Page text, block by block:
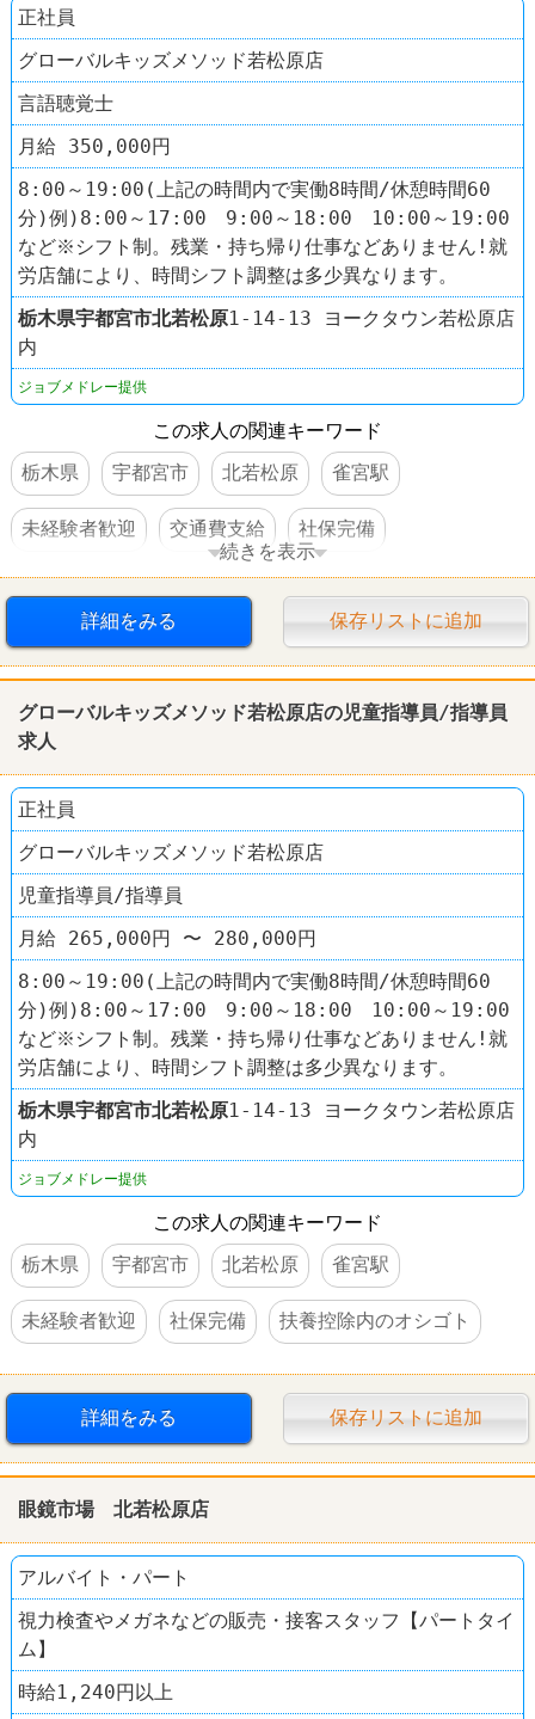
正社員
グローバルキッズメソッド若松原店
言語聴覚士
月給 350,000円
8:00～19:00(上記の時間内で実働8時間/休憩時間60
分)例)8:00～17:00 9:00～18:00 10:00～19:00
など※シフト制。残業・持ち帰り仕事などありません!就
労店舗により、時間シフト調整は多少異なります。
栃木県宇都宮市北若松原1-14-13 ヨークタウン若松原店
内
ジョブメドレー提供
この求人の関連キーワード
栃木県
宇都宮市 北若松原 雀宮駅
未経験者歓迎 交通費支給 社保完備
扶養控除内のオシゴト 車・バイク通勤可
続きを表示
詳細をみる 保存リストに追加
グローバルキッズメソッド若松原店の児童指導員/指導員
求人
正社員
グローバルキッズメソッド若松原店
児童指導員/指導員
月給 265,000円 〜 280,000円
8:00～19:00(上記の時間内で実働8時間/休憩時間60
分)例)8:00～17:00 9:00～18:00 10:00～19:00
など※シフト制。残業・持ち帰り仕事などありません!就
労店舗により、時間シフト調整は多少異なります。
栃木県宇都宮市北若松原1-14-13 ヨークタウン若松原店
内
ジョブメドレー提供
この求人の関連キーワード
栃木県
宇都宮市 北若松原 雀宮駅
未経験者歓迎 社保完備 扶養控除内のオシゴト
詳細をみる 保存リストに追加
眼鏡市場 北若松原店
アルバイト・パート
視力検査やメガネなどの販売・接客スタッフ【パートタイ
ム】
時給1,240円以上